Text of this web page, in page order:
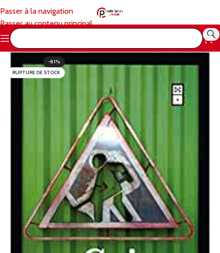
Passer à la navigation
Passer au contenu principal
-81%
RUPTURE DE STOCK